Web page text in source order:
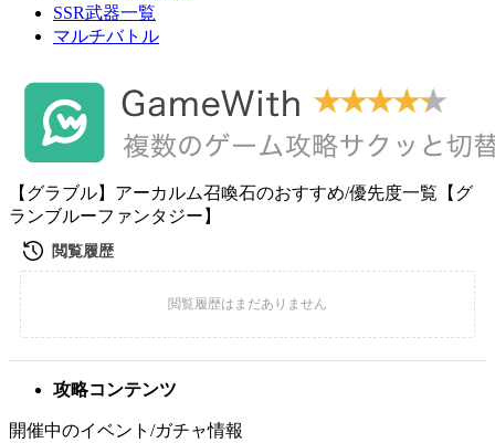
SSR武器一覧
マルチバトル
【グラブル】アーカルム召喚石のおすすめ/優先度一覧【グ
ランブルーファンタジー】
攻略コンテンツ
開催中のイベント/ガチャ情報